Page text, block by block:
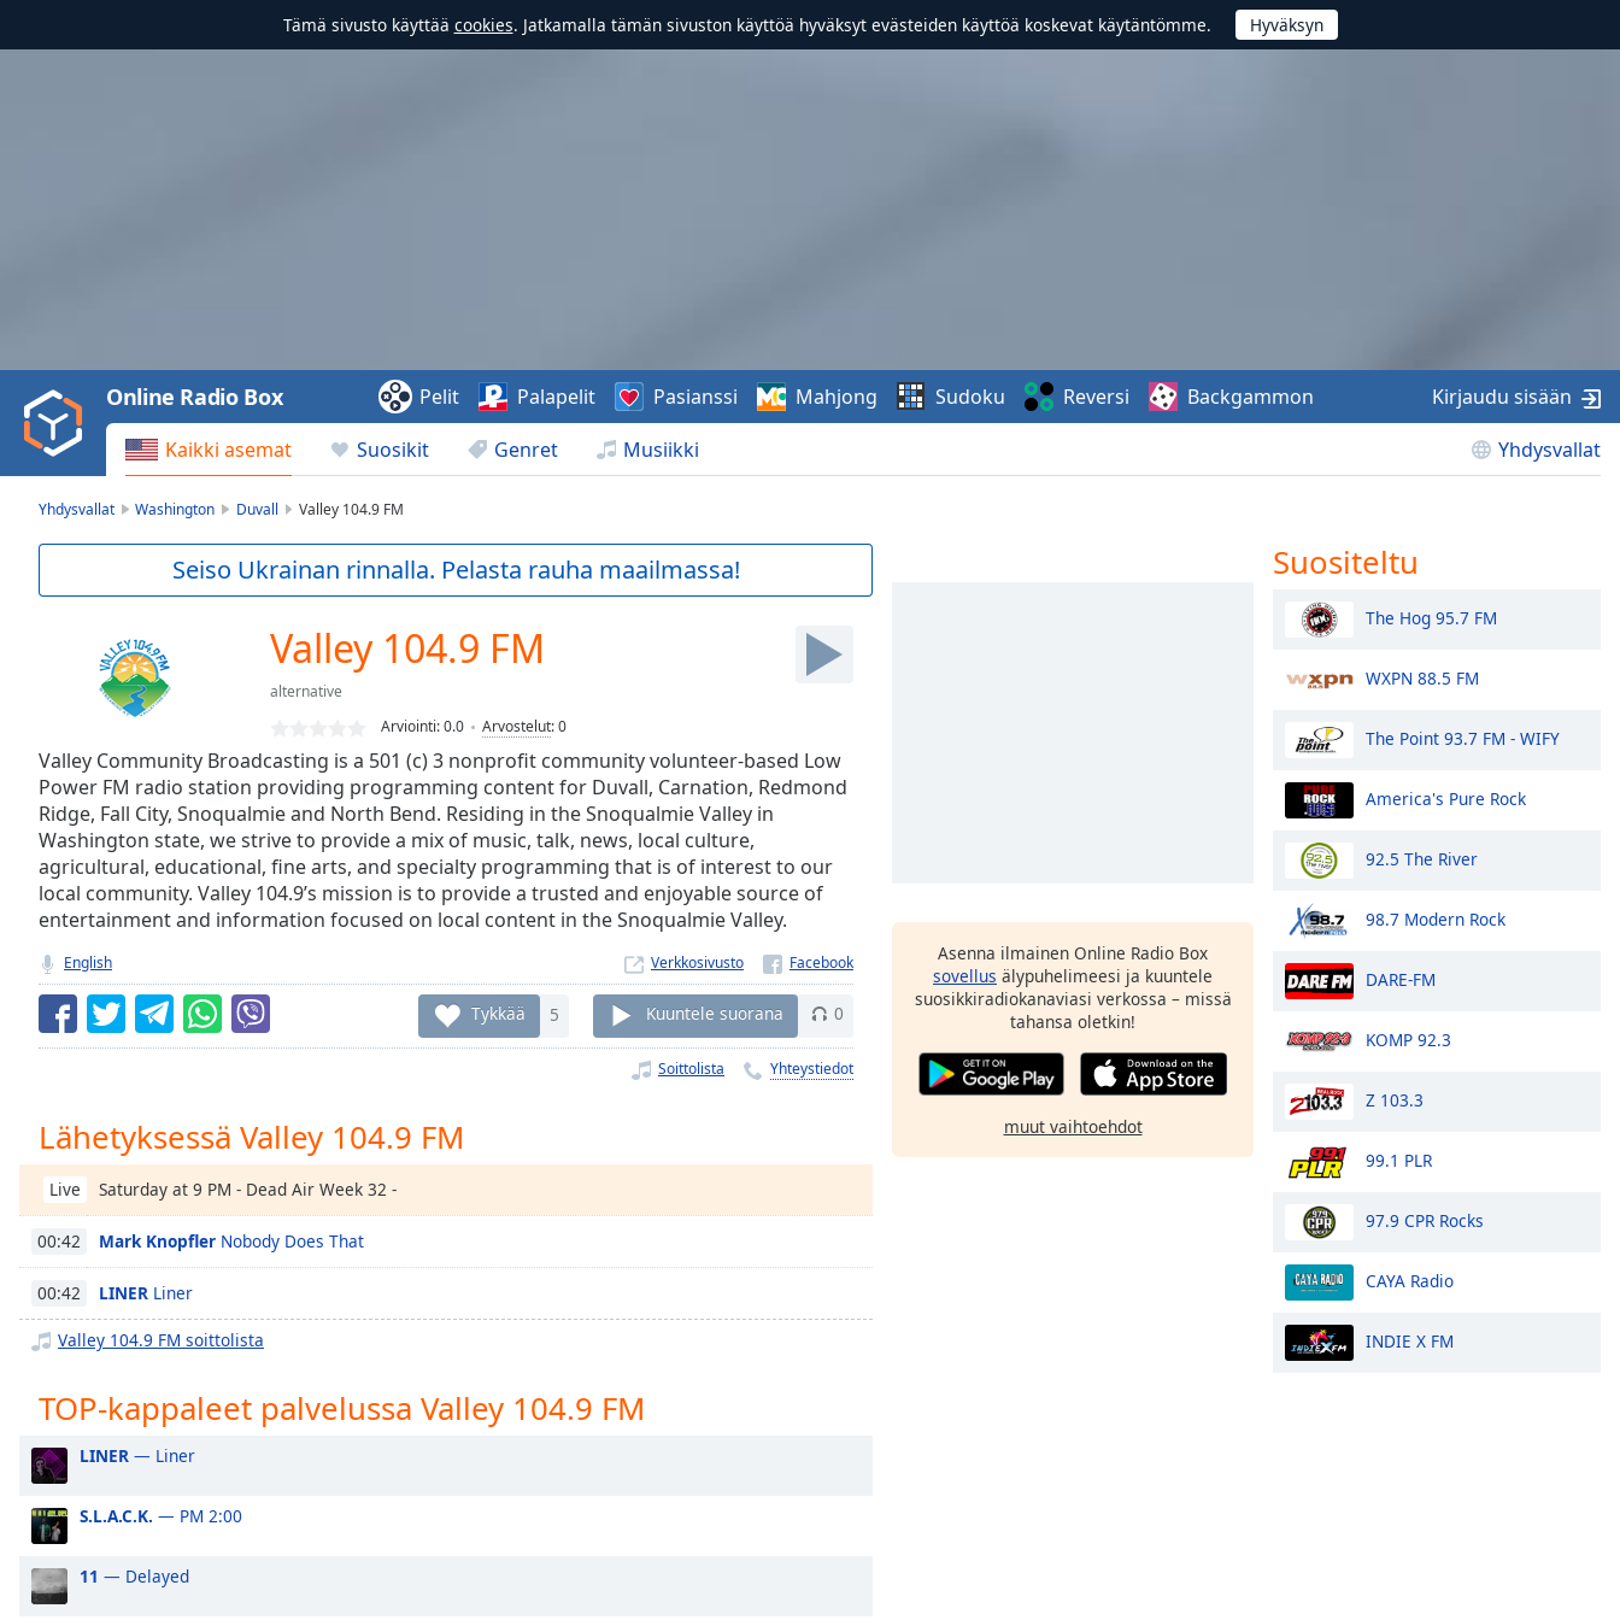
Tämä sivusto käyttää cookies. Jatkamalla tämän sivuston käyttöä hyväksyt evästeiden käyttöä koskevat käytäntömme.
Video
Play
Backward
Skip
Current
TypeLIVE
Seek to
live,
currently
behind
LIVE
Remaining
Time-
Playback
Chapters
Descriptions
descriptions
off,
Subtitles
settings,
opens
subtitles
settings
dialog
subtitles
selected
Kaikki asemat Suosikit Genret Musiikki Yhdysvallat
Online Radio Box Pelit Palapelit Pasianssi Mahjong Sudoku Reversi Backgammon Kirjaudu sisään
Yhdysvallat Washington Duvall Valley 104.9 FM
Seiso Ukrainan rinnalla. Pelasta rauha maailmassa!
Valley 104.9 FM
alternative
Arviointi:0.0 Arvostelut:0
Valley Community Broadcasting is a 501 (c) 3 nonprofit community volunteer-based Low
Power FM radio station providing programming content for Duvall, Carnation, Redmond
Ridge, Fall City, Snoqualmie and North Bend. Residing in the Snoqualmie Valley in
Washington state, we strive to provide a mix of music, talk, news, local culture,
agricultural, educational, fine arts, and specialty programming that is of interest to our
local community. Valley 104.9’s mission is to provide a trusted and enjoyable source of
entertainment and information focused on local content in the Snoqualmie Valley.
English Verkkosivusto
Tykkää 5 Kuuntele suorana 0
Soittolista Yhteystiedot
Lähetyksessä Valley 104.9 FM
Live Saturday at 9 PM - Dead Air Week 32 -
00:42 Mark Knopfler Nobody Does That
00:42 LINER Liner
Valley 104.9 FM soittolista
TOP-kappaleet palvelussa Valley 104.9 FM
LINER — Liner
S.L.A.C.K. — PM 2:00
11 — Delayed
Asenna ilmainen Online Radio Box
sovellus älypuhelimeesi ja kuuntele
suosikkiradiokanaviasi verkossa – missä
tahansa oletkin!
muut vaihtoehdot
Suositeltu
The Hog 95.7 FM
WXPN 88.5 FM
The Point 93.7 FM - WIFY
America's Pure Rock
92.5 The River
98.7 Modern Rock
DARE-FM
KOMP 92.3
Z 103.3
99.1 PLR
97.9 CPR Rocks
CAYA Radio
INDIE X FM